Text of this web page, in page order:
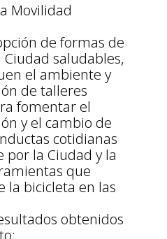
Movilidad
de formas de
saludables,
el ambiente y
de talleres
fomentar el
y el cambio de
cotidianas
por la Ciudad y la
que
la bicicleta en las
obtenidos